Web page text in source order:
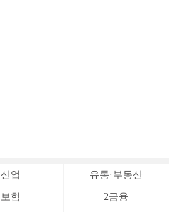
산업 유통·부동산
보험 2금융